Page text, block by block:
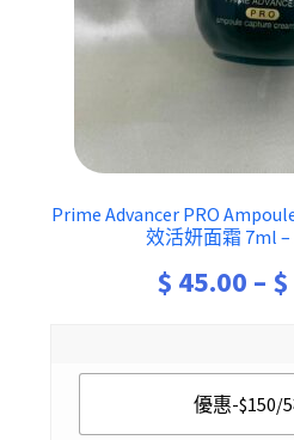
Prime Advancer PRO
效活妍面霜 7ml –
$ 45.00 – $
優惠-$150/